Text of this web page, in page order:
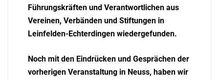
Führungskräften und Verantwortlichen aus
Vereinen, Verbänden und Stiftungen in
Leinfelden-Echterdingen wiedergefunden.
Noch mit den Eindrücken und Gesprächen der
vorherigen Veranstaltung in Neuss, haben wir